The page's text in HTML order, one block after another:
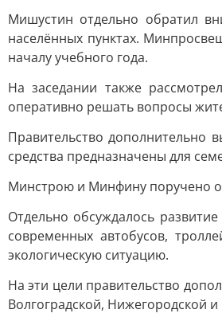
Мишустин отдельно обратил
населённых пунктах.
началу учебного года.
На заседании также
оперативно решать вопросы
Правительство дополнительно
средства предназначены для
Минстрою и Минфину поручено
Отдельно обсуждалось
современных автобусов,
экологическую ситуацию.
На эти цели правительство
Волгоградской, Нижегородской и